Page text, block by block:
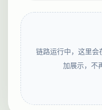
链路运行中，这里
加展示，不